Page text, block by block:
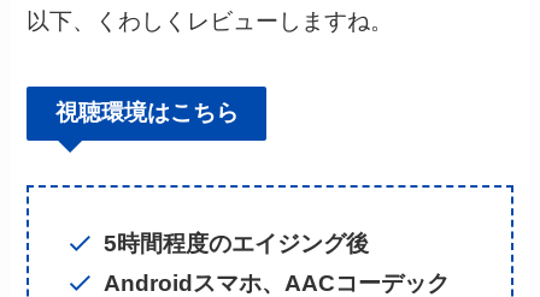
以下、くわしくレビューしますね。
視聴環境はこちら
5時間程度のエイジング後
Androidスマホ、AACコーデック